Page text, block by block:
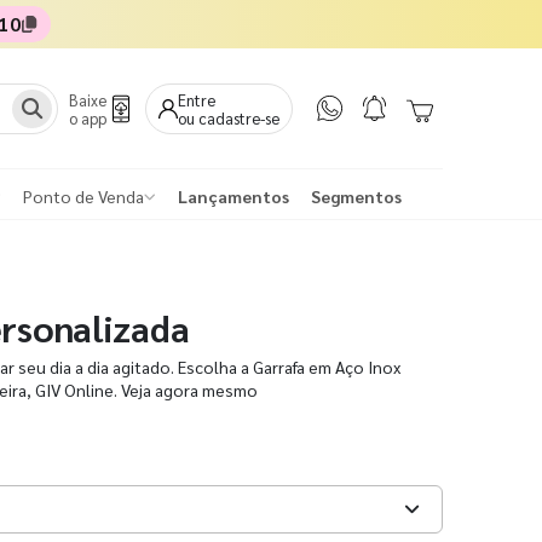
Baixe
o app
Entre
ou cadastre-se
Ponto de Venda Lançamentos Segmentos
dia a dia agitado. Escolha a Garrafa em Aço Inox
GIV Online. Veja agora mesmo